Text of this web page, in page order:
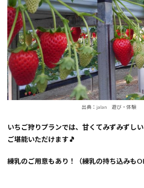
出典：jalan 遊び・体験
いちご狩りプランでは、甘くてみずみずし
ご堪能いただけます🎵
練乳のご用意もあり！（練乳の持ち込みも